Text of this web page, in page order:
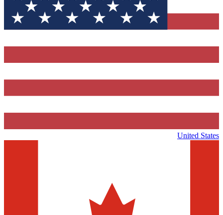
United States